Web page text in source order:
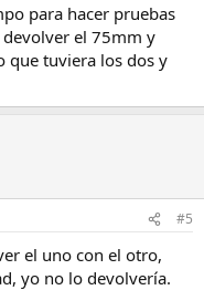
para hacer pruebas
devolver el 75mm y
que tuviera los dos y
#5
el uno con el otro,
yo no lo devolvería.